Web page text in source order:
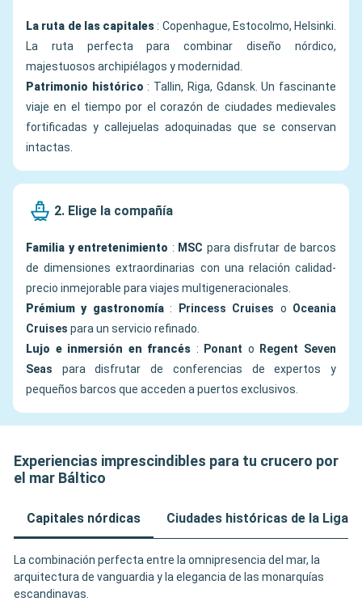
La ruta de las capitales: Copenhague, Estocolmo, Helsinki.
La ruta perfecta para combinar diseño nórdico,
majestuosos archipiélagos y modernidad.
Patrimonio histórico : Tallin, Riga, Gdansk. Un fascinante
viaje en el tiempo por el corazón de ciudades medievales
fortificadas y callejuelas adoquinadas que se conservan
intactas.
2. Elige la compañía
Familia y entretenimiento : MSC para disfrutar de barcos
de dimensiones extraordinarias con una relación calidad-
precio inmejorable para viajes multigeneracionales.
Prémium y gastronomía: Princess Cruises o Oceania
Cruises para un servicio refinado.
Lujo e inmersión en francés : Ponant o
Regent Seven
Seas para disfrutar de conferencias de expertos y
pequeños barcos que acceden a puertos exclusivos.
Experiencias imprescindibles para tu crucero por
el mar Báltico
Capitales nórdicas Ciudades históricas de la Liga
La combinación perfecta entre la omnipresencia del mar, la
arquitectura de vanguardia y la elegancia de las monarquías
escandinavas.